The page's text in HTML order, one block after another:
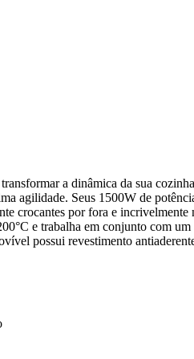
a dinâmica da sua
agilidade. Seus 1500W de
crocantes por fora e incrivelmente
e trabalha em conjunto com
possui revestimento